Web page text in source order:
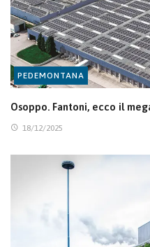
PEDEMONTANA
Osoppo. Fantoni, ecco il
18/12/2025